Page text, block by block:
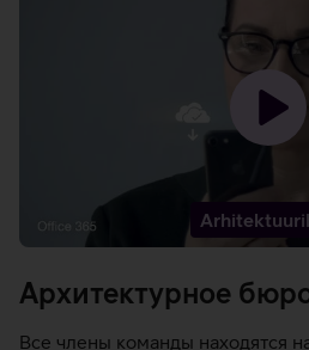
Архитектурное
Все члены команды находятся